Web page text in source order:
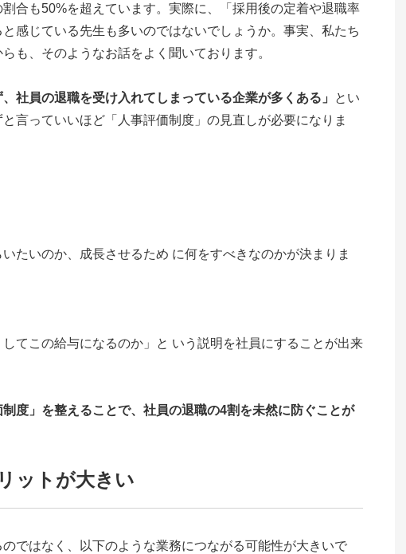
合も50%を超えています。実際に、「採用後の定着や退職率
感じている先生も多いのではないでしょうか。事実、私たち
も、そのようなお話をよく聞いております。
社員の退職を受け入れてしまっている企業が多くある」
とい
言っていいほど「人事評価制度」の見直しが必要になりま
たいのか、成長させるため に何をすべきなのかが決まりま
てこの給与になるのか」と いう説明を社員にすることが出来
制度」を整えることで、社員の退職の4割を未然に防ぐことが
ットが大きい
ではなく、以下のような業務につながる可能性が大きいで